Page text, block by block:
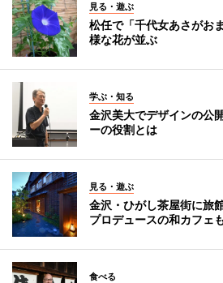
見る・遊ぶ
松任で「千代女あさが
様な花が並ぶ
学ぶ・知る
金沢美大でデザインの
ーの役割とは
見る・遊ぶ
金沢・ひがし茶屋街に旅
プロデュースの和カフェ
食べる